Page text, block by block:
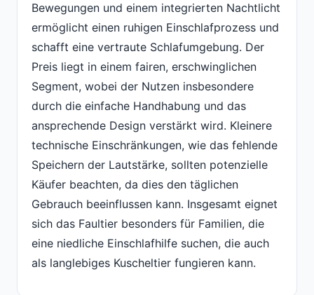
Bewegungen und einem integrierten Nachtlicht
ermöglicht einen ruhigen Einschlafprozess und
schafft eine vertraute Schlafumgebung. Der
Preis liegt in einem fairen, erschwinglichen
Segment, wobei der Nutzen insbesondere
durch die einfache Handhabung und das
ansprechende Design verstärkt wird. Kleinere
technische Einschränkungen, wie das fehlende
Speichern der Lautstärke, sollten potenzielle
Käufer beachten, da dies den täglichen
Gebrauch beeinflussen kann. Insgesamt eignet
sich das Faultier besonders für Familien, die
eine niedliche Einschlafhilfe suchen, die auch
als langlebiges Kuscheltier fungieren kann.